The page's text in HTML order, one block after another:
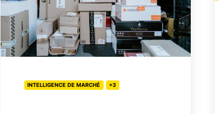
le
commerce
électronique
de
QuébecINTELLIGENCE DE MARCHÉ +3